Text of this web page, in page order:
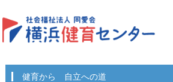
健育から 自立への道